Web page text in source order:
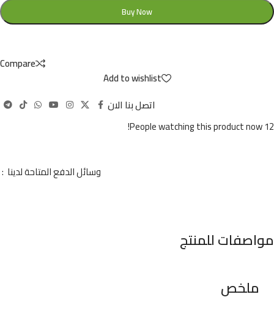
Buy Now
Compare
Add to wishlist
اتصل بنا الان
12
People watching this product now!
وسائل الدفع المتاحة لدينا :
مواصفات للمنتج
ملخص